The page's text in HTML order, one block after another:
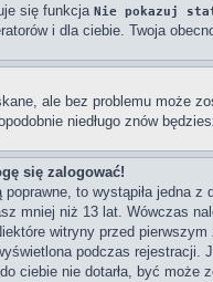
się funkcja Nie pokazuj
i dla ciebie. Twoja
ale bez problemu może
niedługo znów
się zalogować!
to wystąpiła jedna
mniej niż 13 lat. Wówczas
witryny przed
podczas rejestracji.
nie dotarła, być może